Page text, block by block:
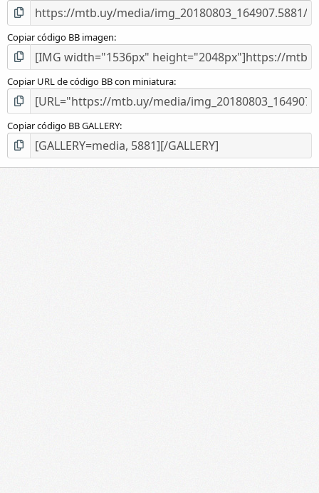
(
)
Copiar código BB imagen
Copiar URL de código BB con miniatura
Copiar código BB GALLERY